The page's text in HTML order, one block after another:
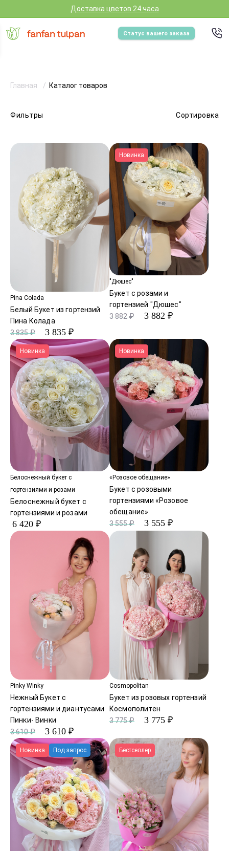
Доставка цветов 24 часа
Статус вашего заказа
Фильтры Сортировка
Главная Каталог товаров
Pina Colada
Белый Букет из гортензий
Пина Колада
3 835 ₽
3 835 ₽
Новинка
"Дюшес"
Букет с розами и
гортензией "Дюшес"
3 882 ₽
3 882 ₽
Новинка
Белоснежный букет с
гортензиями и розами
Белоснежный букет с
гортензиями и розами
6 420 ₽
Новинка
«Розовое обещание»
Букет с розовыми
гортензиями «Розовое
обещание»
3 555 ₽
3 555 ₽
Pinky Winky
Нежный Букет с
гортензиями и диантусами
Пинки- Винки
3 610 ₽
3 610 ₽
Cosmopolitan
Букет из розовых гортензий
Космополитен
3 775 ₽
3 775 ₽
Новинка Под запрос Бестселлер